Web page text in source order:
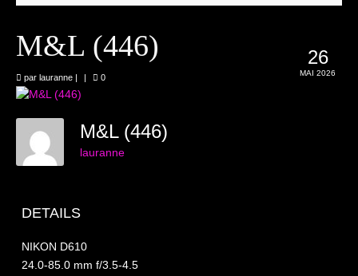
Mariages
Grossesses
Nouveaux-nés
Enfants
26
MAI 2026
M&L (446)
par lauranne | | 0
M&L (446)
lauranne
DETAILS
NIKON D610
24.0-85.0 mm f/3.5-4.5